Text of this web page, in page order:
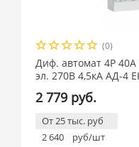
(0)
Диф. автомат 4P
эл. 270В 4,5кА АД-4
2 779 руб.
От 25 тыс. руб
2 640
руб/шт